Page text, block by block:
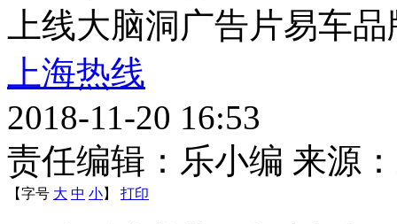
上线大脑洞广告片易车
上海热线
2018-11-20 16:53
责任编辑：乐小编 来源
【字号 大 中 小】 打印